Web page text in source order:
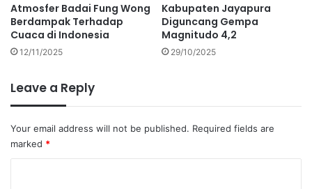
Atmosfer Badai Fung Wong
Berdampak Terhadap
Cuaca di Indonesia
12/11/2025
Kabupaten Jayapura
Diguncang Gempa
Magnitudo 4,2
29/10/2025
Leave a Reply
Your email address will not be published. Required fields are
marked *